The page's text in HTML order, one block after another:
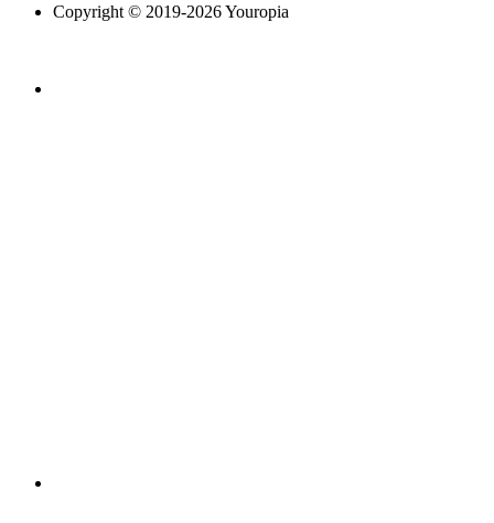
Copyright © 2019-2026 Youropia